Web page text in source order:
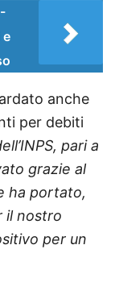
e
anche
per debiti
pari a
grazie al
ha portato,
il nostro
per un